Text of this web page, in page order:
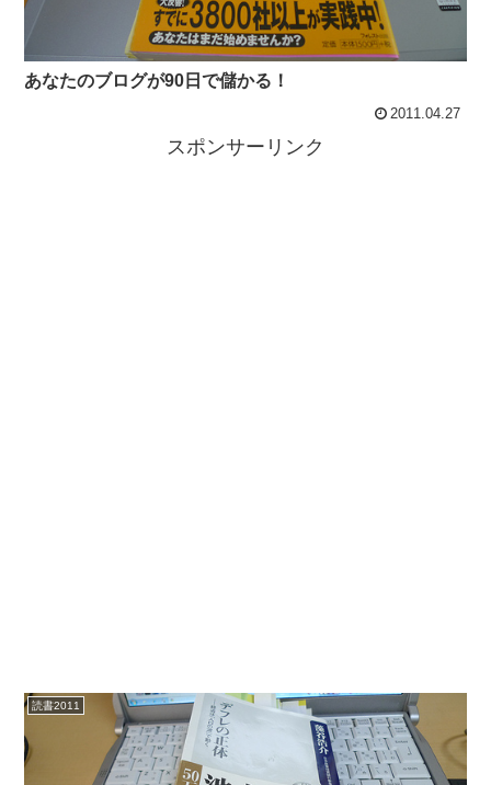
あなたのブログが90日で儲かる！
2011.04.27
スポンサーリンク
読書2011